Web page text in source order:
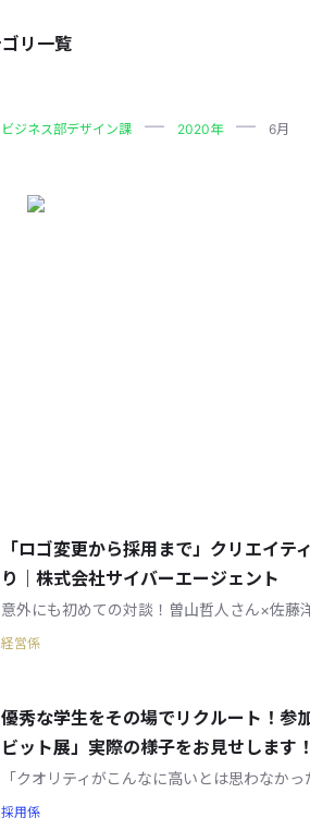
リ一覧
ビジネス部デザイン課 2020年 6月
「ロゴ変更から採用まで」クリエイテ
り｜株式会社サイバーエージェント
意外にも初めての対談！曽山哲人さん×佐藤
経営係
優秀な学生をその場でリクルート！参
ビット展」実際の様子をお見せします！
「クオリティがこんなに高いとは思わなかっ
採用係